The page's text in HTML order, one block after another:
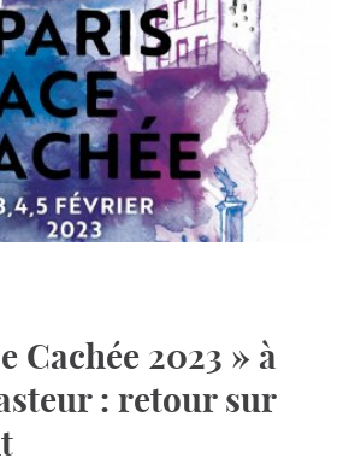
Cachée 2023 » à
: retour sur